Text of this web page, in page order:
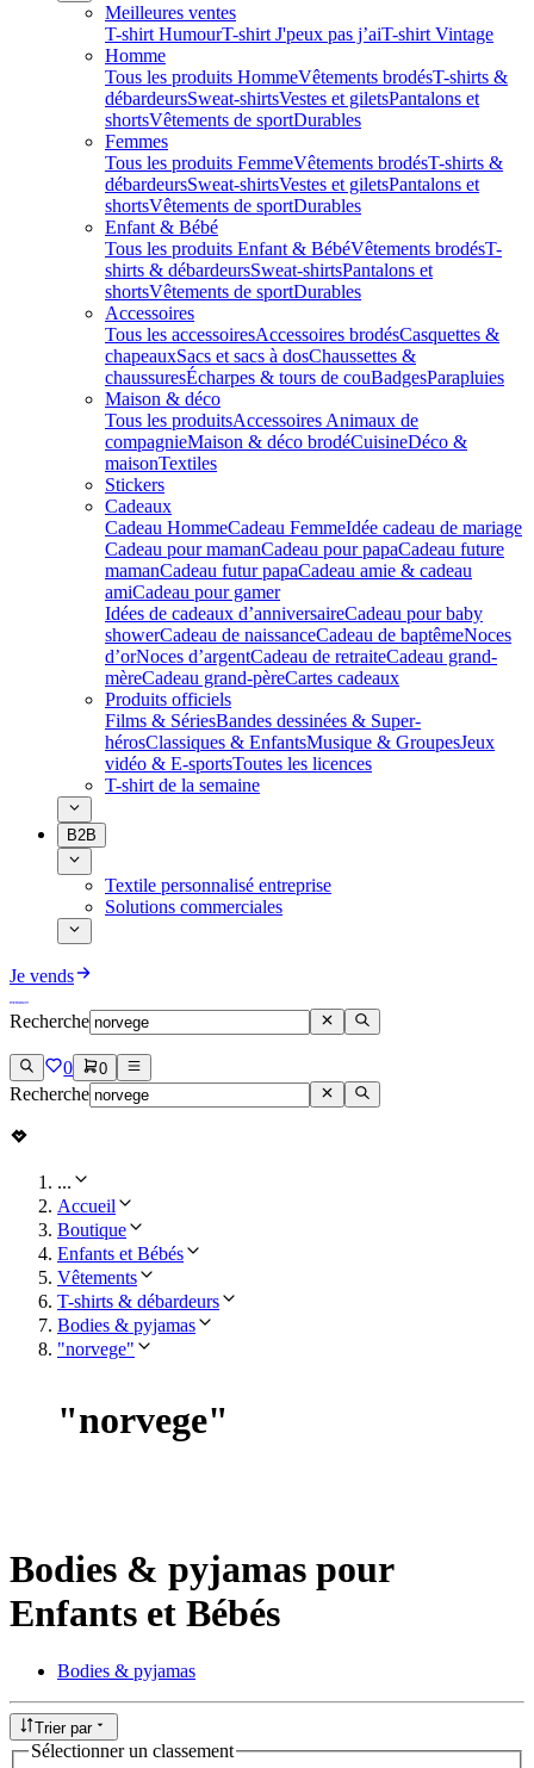
Meilleures ventes
T-shirt HumourT-shirt J'peux pas j’aiT-shirt Vintage
Homme
Tous les produits HommeVêtements brodésT-shirts &
débardeursSweat-shirtsVestes et giletsPantalons et
shortsVêtements de sportDurables
Femmes
Tous les produits FemmeVêtements brodésT-shirts &
débardeursSweat-shirtsVestes et giletsPantalons et
shortsVêtements de sportDurables
Enfant & Bébé
Tous les produits Enfant & BébéVêtements brodésT-
shirts & débardeursSweat-shirtsPantalons et
shortsVêtements de sportDurables
Accessoires
Tous les accessoiresAccessoires brodésCasquettes &
chapeauxSacs et sacs à dosChaussettes &
chaussuresÉcharpes & tours de couBadgesParapluies
Maison & déco
Tous les produitsAccessoires Animaux de
compagnieMaison & déco brodéCuisineDéco &
maisonTextiles
Stickers
Cadeaux
Cadeau HommeCadeau FemmeIdée cadeau de mariage​
Cadeau pour mamanCadeau pour papaCadeau future
mamanCadeau futur papaCadeau amie & cadeau
amiCadeau pour gamer
Idées de cadeaux d’anniversaireCadeau pour baby
showerCadeau de naissanceCadeau de baptêmeNoces
d’orNoces d’argentCadeau de retraiteCadeau grand-
mèreCadeau grand-pèreCartes cadeaux
Produits officiels
Films & SériesBandes dessinées & Super-
hérosClassiques & EnfantsMusique & GroupesJeux
vidéo & E-sportsToutes les licences
T-shirt de la semaine
B2B
Textile personnalisé entreprise
Solutions commerciales
Je vends
Recherche
0 0
Recherche
...
Accueil
Boutique
Enfants et Bébés
Vêtements
T-shirts & débardeurs
Bodies & pyjamas
"norvege"
"norvege"
Bodies & pyjamas pour
Enfants et Bébés
Bodies & pyjamas
Trier par
Sélectionner un classement